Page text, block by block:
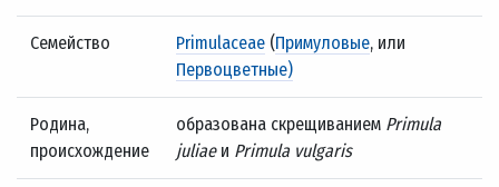
Семейство Primulaceae (Примуловые, или
Первоцветные)
Родина,
происхождение
образована скрещиванием Primula
juliaeи Primula vulgaris